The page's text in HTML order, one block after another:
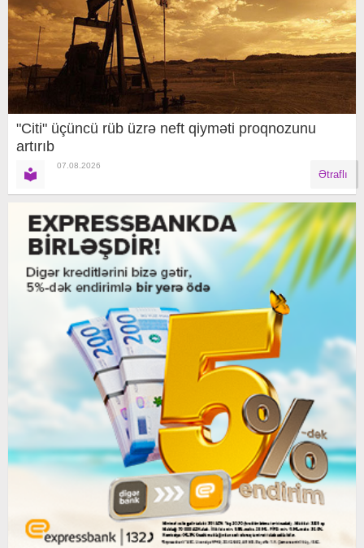
"Citi" üçüncü rüb üzrə neft qiyməti proqnozunu
artırıb
07.08.2026
Ətraflı